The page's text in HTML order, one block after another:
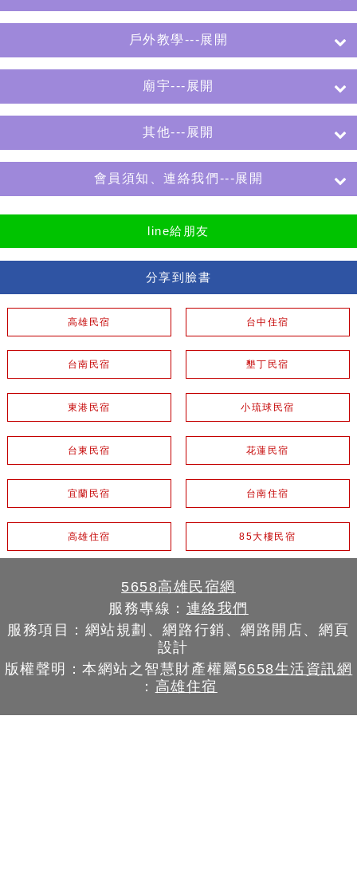
戶外教學---展開
廟宇---展開
其他---展開
會員須知、連絡我們---展開
line給朋友
分享到臉書
高雄民宿 台中住宿
台南民宿 墾丁民宿
東港民宿 小琉球民宿
台東民宿 花蓮民宿
宜蘭民宿 台南住宿
高雄住宿 85大樓民宿
5658高雄民宿網
服務專線： 連絡我們
服務項目：網站規劃、網路行銷、網路開店、網頁
設計
版權聲明：本網站之智慧財產權屬5658生活資訊網
： 高雄住宿